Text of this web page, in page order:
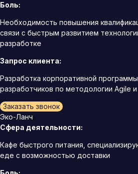
Боль:
Необходимость повышения
связи с быстрым развитием
разработке
Запрос клиента:
Разработка корпоративной
разработчиков по методологии Agile и
Заказать звонок
Эко-Ланч
Сфера деятельности:
Кафе быстрого питания,
еде с возможностью доставки